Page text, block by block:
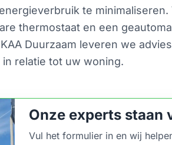
te
thermostaat en een
Duurzaam leveren we
relatie tot uw woning.
Onze experts staan
Vul het formulier in en wij